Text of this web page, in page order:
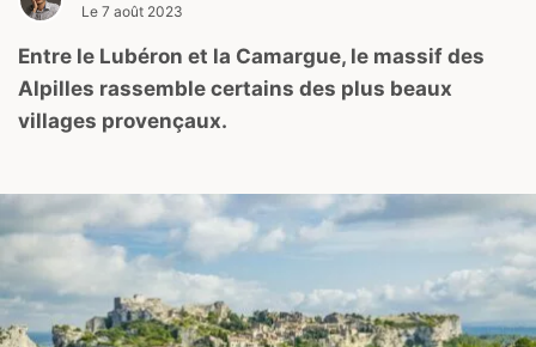
Le 7 août 2023
Entre le Lubéron et la Camargue, le massif des
Alpilles rassemble certains des plus beaux
villages provençaux.